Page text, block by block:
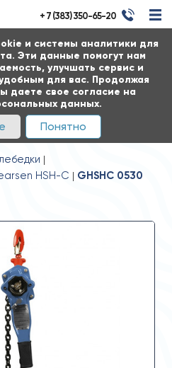
и системы аналитики для
Эти данные помогут нам
улучшать сервис и
для вас. Продолжая
даете свое согласие на
данных.
Понятно
+ 7 (383) 350-65-20
HSH-C
GHSHC 0530